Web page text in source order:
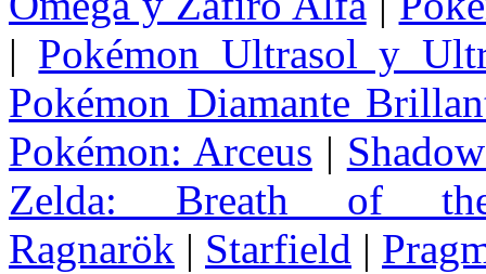
| Pokémon Ultrasol y
Pokémon Diamante
Pokémon: Arceus |
Zelda: Breath of
Ragnarök | Starfield |